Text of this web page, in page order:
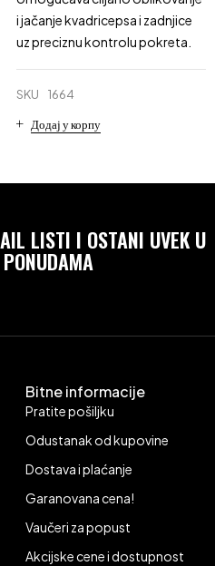
i jačanje kvadricepsa i zadnjice
uz preciznu kontrolu pokreta.
SKU 1664
Додај у корпу
LISTI I OSTANI UVEK U
Bitne informacije
Pratite pošiljku
Odustanak od kupovine
Dostava i plaćanje
Garanovana cena!
Vaučeri za popust
Akcijske cene i dostupnost